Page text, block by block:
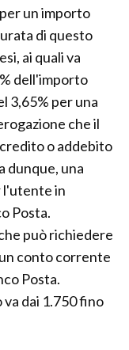
un importo
di questo
ai quali va
dell'importo
3,65% per una
che il
o addebito
dunque, una
l'utente in
Posta.
può richiedere
conto corrente
Posta.
dai 1.750 fino